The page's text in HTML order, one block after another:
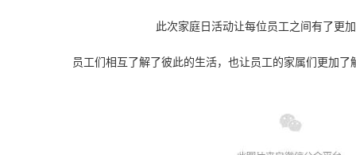
此次家庭日活动让每位员工之间有了更加
员工们相互了解了彼此的生活，也让员工的家属们更加了